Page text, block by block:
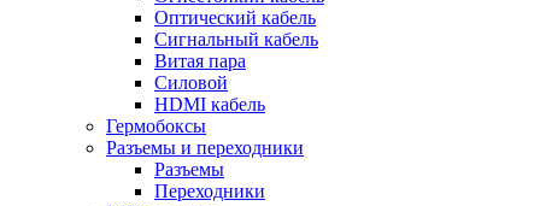
Оптический кабель
Сигнальный кабель
Витая пара
Силовой
HDMI кабель
Гермобоксы
Разъемы и переходники
Разъемы
Переходники